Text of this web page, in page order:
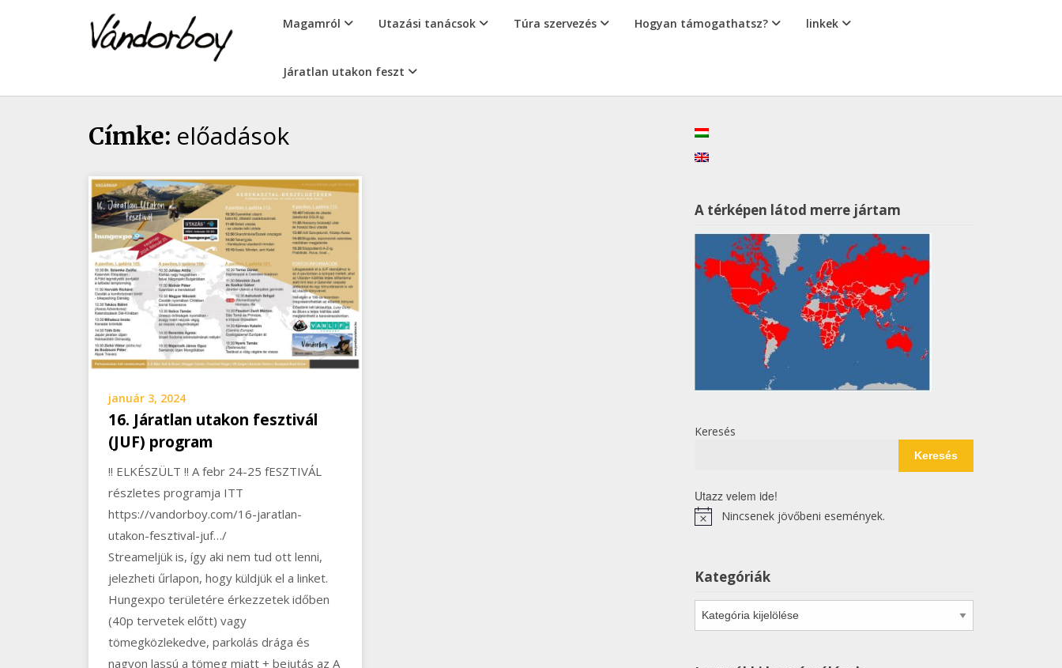
vandorboy
Magamról Utazási tanácsok Túra szervezés Hogyan támogathatsz? linkek
Járatlan utakon feszt
Címke: előadások
január 3, 2024
16. Járatlan utakon fesztivál
(JUF) program
!! ELKÉSZÜLT !! A febr 24-25 fESZTIVÁL
részletes programja ITT
https://vandorboy.com/16-jaratlan-
utakon-fesztival-juf…/
Streameljük is, így aki nem tud ott lenni,
jelezheti űrlapon, hogy küldjük el a linket.
Hungexpo területére érkezzetek időben
(40p tervetek előtt) vagy
tömegközlekedve, parkolás drága és
nagyon lassú a tömeg miatt + bejutás az A
A térképen látod merre jártam
Keresés
Keresés
Utazz velem ide!
NoticeNincsenek jövőbeni események.
Kategóriák
Kategóriák